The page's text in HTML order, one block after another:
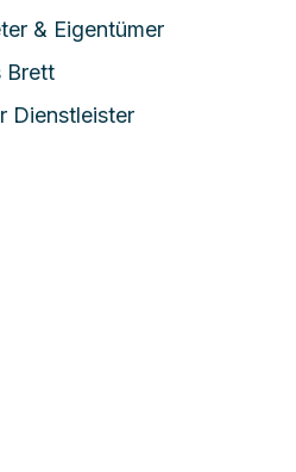
& Eigentümer
Brett
Dienstleister